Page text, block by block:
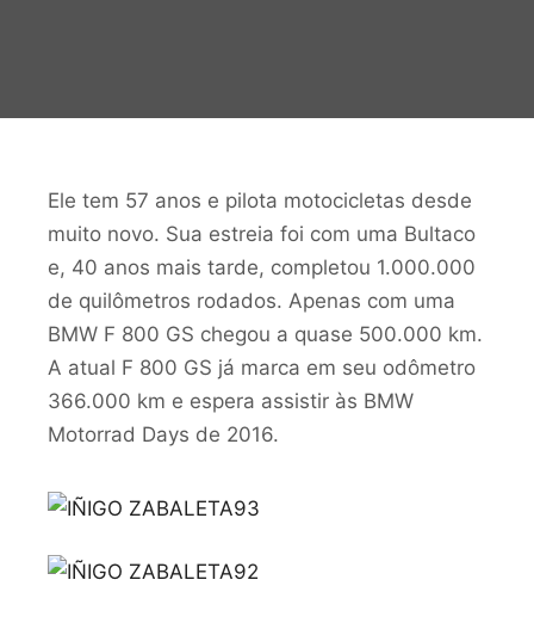
Ele tem 57 anos e pilota motocicletas desde
muito novo. Sua estreia foi com uma Bultaco
e, 40 anos mais tarde, completou 1.000.000
de quilômetros rodados. Apenas com uma
BMW F 800 GS chegou a quase 500.000 km.
A atual F 800 GS já marca em seu odômetro
366.000 km e espera assistir às BMW
Motorrad Days de 2016.